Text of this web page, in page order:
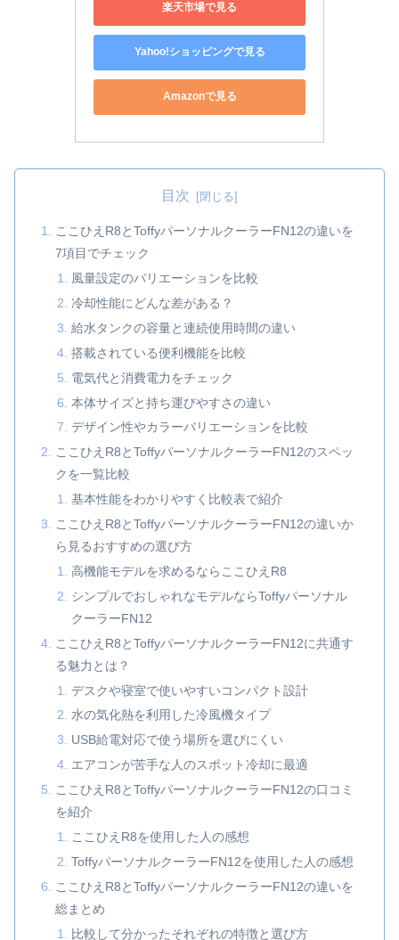
楽天市場で見る
Yahoo!ショッピングで見る
Amazonで見る
目次
ここひえR8とToffyパーソナルクーラーFN12の違いを
7項目でチェック
風量設定のバリエーションを比較
冷却性能にどんな差がある？
給水タンクの容量と連続使用時間の違い
搭載されている便利機能を比較
電気代と消費電力をチェック
本体サイズと持ち運びやすさの違い
デザイン性やカラーバリエーションを比較
ここひえR8とToffyパーソナルクーラーFN12のスペッ
クを一覧比較
基本性能をわかりやすく比較表で紹介
ここひえR8とToffyパーソナルクーラーFN12の違いか
ら見るおすすめの選び方
高機能モデルを求めるならここひえR8
シンプルでおしゃれなモデルならToffyパーソナル
クーラーFN12
ここひえR8とToffyパーソナルクーラーFN12に共通す
る魅力とは？
デスクや寝室で使いやすいコンパクト設計
水の気化熱を利用した冷風機タイプ
USB給電対応で使う場所を選びにくい
エアコンが苦手な人のスポット冷却に最適
ここひえR8とToffyパーソナルクーラーFN12の口コミ
を紹介
ここひえR8を使用した人の感想
ToffyパーソナルクーラーFN12を使用した人の感想
ここひえR8とToffyパーソナルクーラーFN12の違いを
総まとめ
比較して分かったそれぞれの特徴と選び方